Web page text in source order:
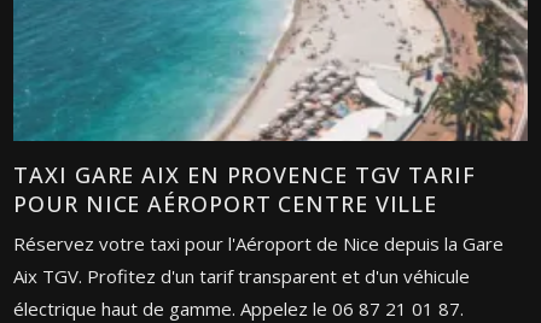
TAXI GARE AIX EN PROVENCE TGV TARIF
POUR NICE AÉROPORT CENTRE VILLE
Réservez votre taxi pour l'Aéroport de Nice depuis la Gare
Aix TGV. Profitez d'un tarif transparent et d'un véhicule
électrique haut de gamme. Appelez le 06 87 21 01 87.